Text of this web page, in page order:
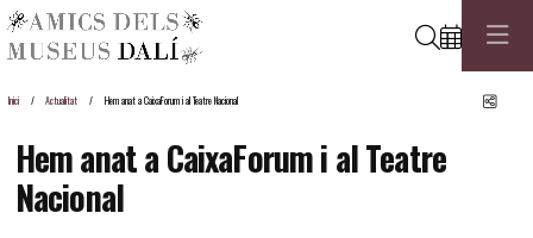
Cerca
Inici Actualitat Hem anat a CaixaForum i al Teatre Nacional
Hem anat a CaixaForum i al Teatre
Nacional